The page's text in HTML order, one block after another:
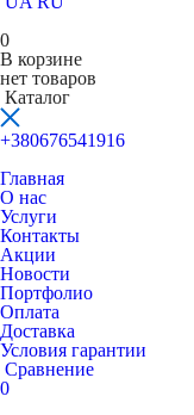
0
В корзине
нет товаров
Каталог
+380676541916
Главная
О нас
Услуги
Контакты
Акции
Новости
Портфолио
Оплата
Доставка
Условия гарантии
Сравнение
0